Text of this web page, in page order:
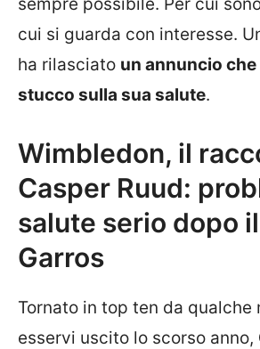
sempre possibile. Per cui
cui si guarda con interesse.
ha rilasciato un annuncio
stucco sulla sua salute.
Wimbledon, il
Casper Ruud:
salute serio dopo
Garros
Tornato in top ten da qualche
esservi uscito lo scorso anno,